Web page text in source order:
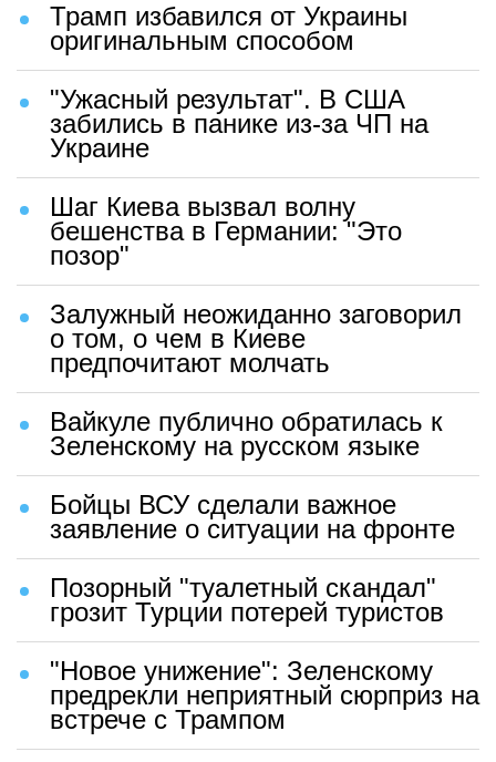
Трамп избавился от Украины
оригинальным способом
"Ужасный результат". В США
забились в панике из-за ЧП на
Украине
Шаг Киева вызвал волну
бешенства в Германии: "Это
позор"
Залужный неожиданно заговорил
о том, о чем в Киеве
предпочитают молчать
Вайкуле публично обратилась к
Зеленскому на русском языке
Бойцы ВСУ сделали важное
заявление о ситуации на фронте
Позорный "туалетный скандал"
грозит Турции потерей туристов
"Новое унижение": Зеленскому
предрекли неприятный сюрприз на
встрече с Трампом